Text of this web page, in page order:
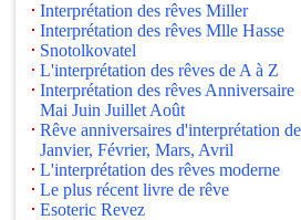
Interprétation des rêves Miller
Interprétation des rêves Mlle Hasse
Snotolkovatel
L'interprétation des rêves de A à Z
Interprétation des rêves Anniversaire
Mai Juin Juillet Août
Rêve anniversaires d'interprétation de
Janvier, Février, Mars, Avril
L'interprétation des rêves moderne
Le plus récent livre de rêve
Esoteric Revez